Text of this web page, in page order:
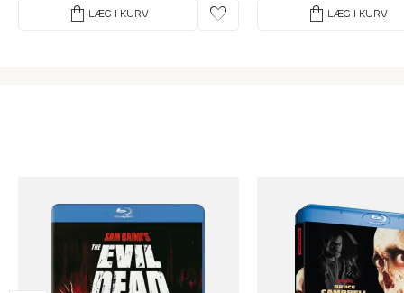
shopping_bag LÆG I KURV favorite shopping_bag LÆG I KURV